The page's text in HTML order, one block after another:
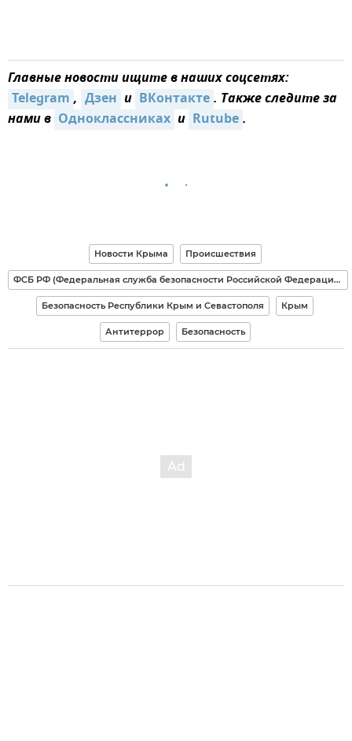
Главные новости ищите в наших соцсетях:
Telegram , Дзен и ВКонтакте. Также следите за
нами в Одноклассниках и Rutube.
Новости Крыма Происшествия
ФСБ РФ (Федеральная служба безопасности Российской Федерации)
Безопасность Республики Крым и Севастополя Крым
Антитеррор Безопасность